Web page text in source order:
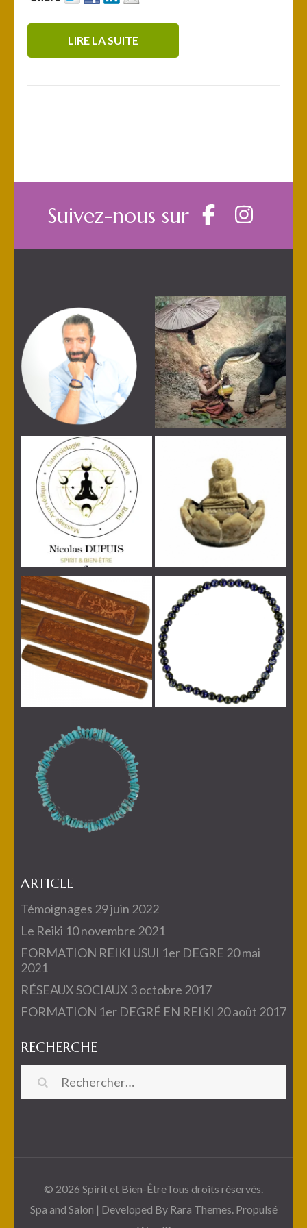
LIRE LA SUITE
Suivez-nous sur
ARTICLE
Témoignages 29 juin 2022
Le Reiki 10 novembre 2021
FORMATION REIKI USUI 1er DEGRE 20 mai
2021
RÉSEAUX SOCIAUX 3 octobre 2017
FORMATION 1er DEGRÉ EN REIKI 20 août 2017
RECHERCHE
Rechercher :
© 2026 Spirit et Bien-ÊtreTous droits réservés.
Spa and Salon | Developed By Rara Themes . Propulsé